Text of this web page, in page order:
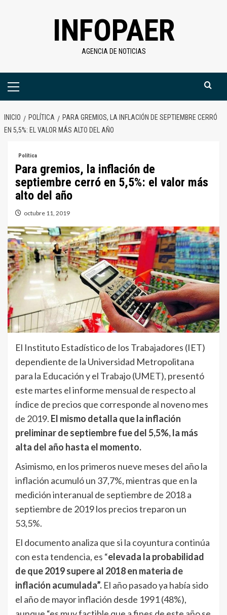
INFOPAER
AGENCIA DE NOTICIAS
Menú
INICIO POLÍTICA
PARA GREMIOS, LA INFLACIÓN DE SEPTIEMBRE CERRÓ
EN 5,5%: EL VALOR MÁS ALTO DEL AÑO
Política
Para gremios, la inflación de
septiembre cerró en 5,5%: el valor más
alto del año
octubre 11, 2019
El Instituto Estadístico de los Trabajadores (IET)
dependiente de la Universidad Metropolitana
para la Educación y el Trabajo (UMET), presentó
este martes el informe mensual de respecto al
índice de precios que corresponde al noveno mes
de 2019. El mismo detalla que la inflación
preliminar de septiembre fue del 5,5%, la más
alta del año hasta el momento.
Asimismo, en los primeros nueve meses del año la
inflación acumuló un 37,7%, mientras que en la
medición interanual de septiembre de 2018 a
septiembre de 2019 los precios treparon un
53,5%.
El documento analiza que si la coyuntura continúa
con esta tendencia, es “elevada la probabilidad
de que 2019 supere al 2018 en materia de
inflación acumulada”. El año pasado ya había sido
el año de mayor inflación desde 1991 (48%),